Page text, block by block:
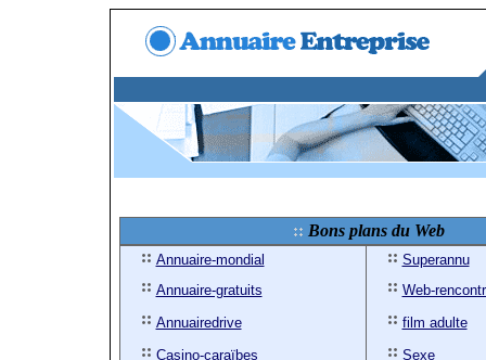
Bons plans du Web
Annuaire-mondial
Annuaire-gratuits
Annuairedrive
Casino-caraïbes
Superannu
Web-
film adulte
Sexe